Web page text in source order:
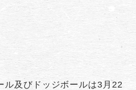
及びドッジボールは3月22